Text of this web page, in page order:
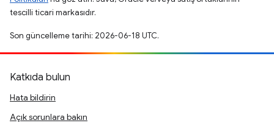
tescilli ticari markasıdır.
Son güncelleme tarihi: 2026-06-18 UTC.
Katkıda bulun
Hata bildirin
Açık sorunlara bakın